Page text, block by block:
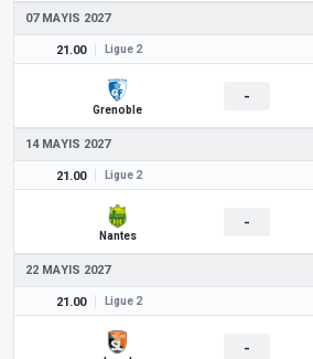
07 MAYIS 2027
21.00 Ligue 2
Grenoble
-
14 MAYIS 2027
21.00 Ligue 2
Nantes
-
22 MAYIS 2027
21.00 Ligue 2
-